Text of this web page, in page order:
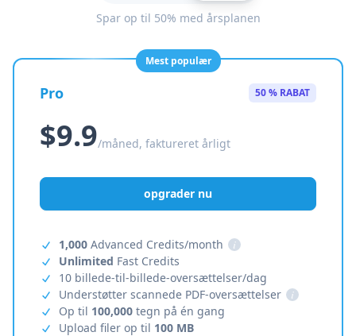
Spar op til 50% med årsplanen
Mest populær
Pro 50 % RABAT
$9.9/måned, faktureret årligt
opgrader nu
1,000 Advanced Credits/month
i
Unlimited Fast Credits
10 billede-til-billede-oversættelser/dag
Understøtter scannede PDF-oversættelser
i
Op til 100,000 tegn på én gang
Upload filer op til 100 MB